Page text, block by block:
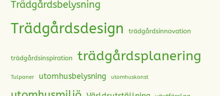
Trädgårdsbelysning
Trädgårdsdesign trädgårdsinnovation
trädgårdsinspiration trädgårdsplanering
Tulpaner utomhusbelysning utomhuskonst